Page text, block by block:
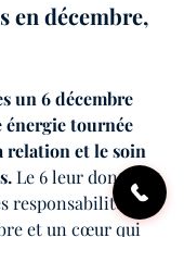
en décembre,
un 6 décembre
énergie tournée
relation et le soin
Le 6 leur donne
responsabilités,
et un cœur qui